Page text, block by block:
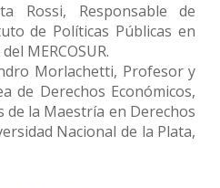
Rossi, Responsable de
de Políticas Públicas en
MERCOSUR.
Morlachetti, Profesor y
de Derechos Económicos,
de la Maestría en Derechos
Nacional de la Plata,